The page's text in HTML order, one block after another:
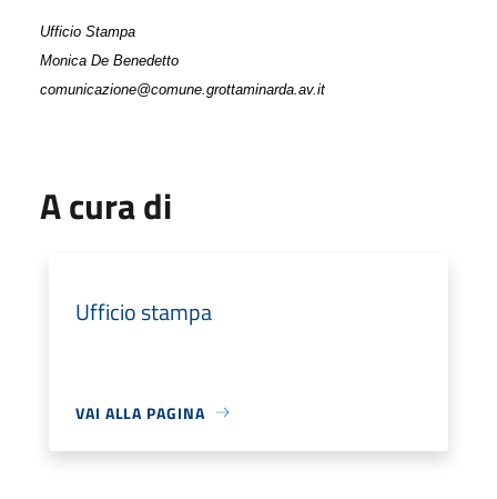
Ufficio Stampa
Monica De Benedetto
comunicazione@comune.grottaminarda.av.it
A cura di
Ufficio stampa
VAI ALLA PAGINA